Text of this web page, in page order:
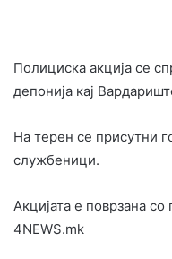
Полициска акција се
депонија кај
На терен се присутни
службеници.
Акцијата е поврзана
4NEWS.mk